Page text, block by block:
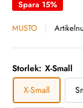
Spara 15%
MUSTO
Storlek: X-Small
X-Small